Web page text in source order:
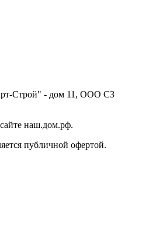
Строй" - дом 11, ООО СЗ
наш.дом.рф.
публичной офертой.